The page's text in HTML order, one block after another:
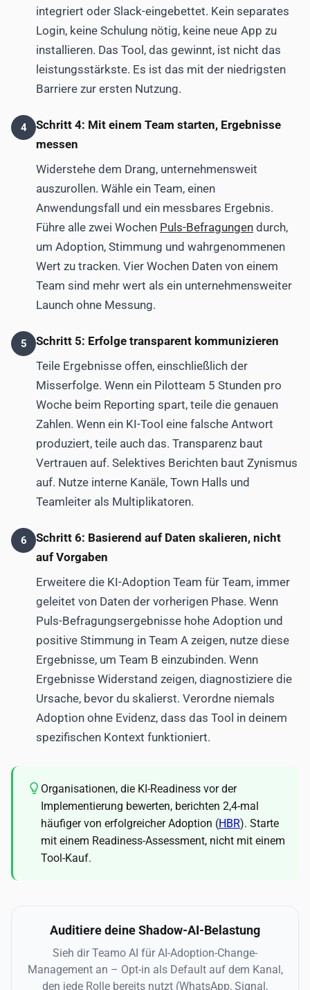
integriert oder Slack-eingebettet. Kein separates
Login, keine Schulung nötig, keine neue App zu
installieren. Das Tool, das gewinnt, ist nicht das
leistungsstärkste. Es ist das mit der niedrigsten
Barriere zur ersten Nutzung.
4
Schritt 4: Mit einem Team starten, Ergebnisse
messen
Widerstehe dem Drang, unternehmensweit
auszurollen. Wähle ein Team, einen
Anwendungsfall und ein messbares Ergebnis.
Führe alle zwei Wochen Puls-Befragungen durch,
um Adoption, Stimmung und wahrgenommenen
Wert zu tracken. Vier Wochen Daten von einem
Team sind mehr wert als ein unternehmensweiter
Launch ohne Messung.
5
Schritt 5: Erfolge transparent kommunizieren
Teile Ergebnisse offen, einschließlich der
Misserfolge. Wenn ein Pilotteam 5 Stunden pro
Woche beim Reporting spart, teile die genauen
Zahlen. Wenn ein KI-Tool eine falsche Antwort
produziert, teile auch das. Transparenz baut
Vertrauen auf. Selektives Berichten baut Zynismus
auf. Nutze interne Kanäle, Town Halls und
Teamleiter als Multiplikatoren.
6
Schritt 6: Basierend auf Daten skalieren, nicht
auf Vorgaben
Erweitere die KI-Adoption Team für Team, immer
geleitet von Daten der vorherigen Phase. Wenn
Puls-Befragungsergebnisse hohe Adoption und
positive Stimmung in Team A zeigen, nutze diese
Ergebnisse, um Team B einzubinden. Wenn
Ergebnisse Widerstand zeigen, diagnostiziere die
Ursache, bevor du skalierst. Verordne niemals
Adoption ohne Evidenz, dass das Tool in deinem
spezifischen Kontext funktioniert.
Organisationen, die KI-Readiness vor der
Implementierung bewerten, berichten 2,4-mal
häufiger von erfolgreicher Adoption (HBR). Starte
mit einem Readiness-Assessment, nicht mit einem
Tool-Kauf.
Auditiere deine Shadow-AI-Belastung
Sieh dir Teamo AI für AI-Adoption-Change-
Management an – Opt-in als Default auf dem Kanal,
den jede Rolle bereits nutzt (WhatsApp, Signal,